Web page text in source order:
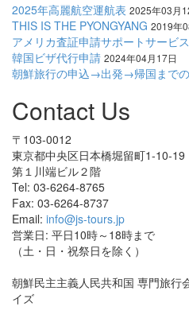
2025年高麗航空運航表 2025年03月
THIS IS THE PYONGYANG 2019年
アメリカ査証申請サポートサービス
韓国ビザ代行申請 2024年04月17日
朝鮮旅行の申込→出発→帰国まで
Contact Us
〒103-0012
東京都中央区日本橋堀留町1-10-19
第１川端ビル２階
Tel: 03-6264-8765
Fax: 03-6264-8737
Email: info@js-tours.jp
営業日: 平日10時～18時まで
（土・日・祝祭日を除く）
朝鮮民主主義人民共和国 専門旅行
イズ